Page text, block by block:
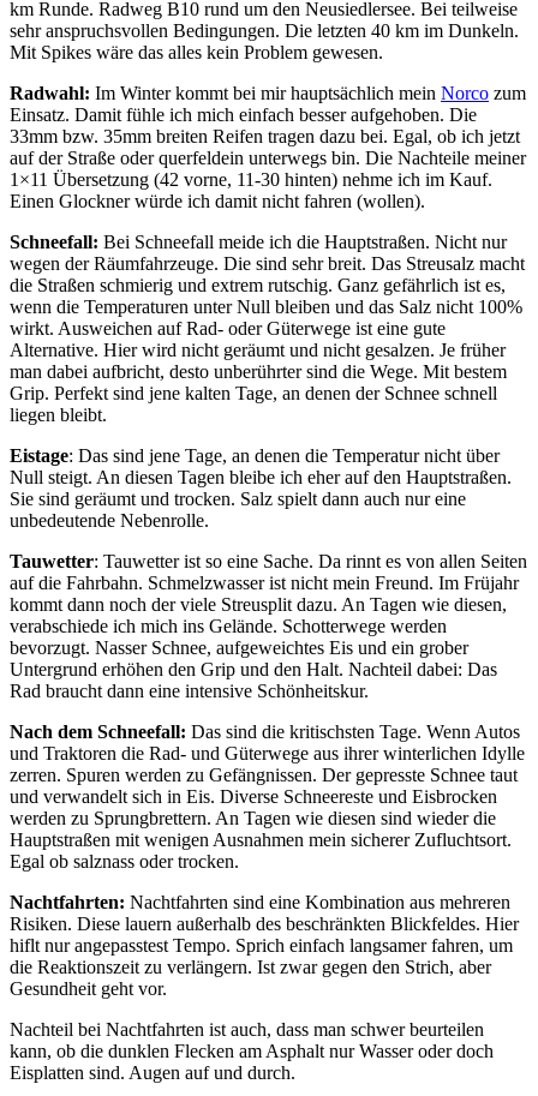
km Runde. Radweg B10 rund um den Neusiedlersee. Bei teilweise
sehr anspruchsvollen Bedingungen. Die letzten 40 km im Dunkeln.
Mit Spikes wäre das alles kein Problem gewesen.
Radwahl: Im Winter kommt bei mir hauptsächlich mein Norco zum
Einsatz. Damit fühle ich mich einfach besser aufgehoben. Die
33mm bzw. 35mm breiten Reifen tragen dazu bei. Egal, ob ich jetzt
auf der Straße oder querfeldein unterwegs bin. Die Nachteile meiner
1×11 Übersetzung (42 vorne, 11-30 hinten) nehme ich im Kauf.
Einen Glockner würde ich damit nicht fahren (wollen).
Schneefall: Bei Schneefall meide ich die Hauptstraßen. Nicht nur
wegen der Räumfahrzeuge. Die sind sehr breit. Das Streusalz macht
die Straßen schmierig und extrem rutschig. Ganz gefährlich ist es,
wenn die Temperaturen unter Null bleiben und das Salz nicht 100%
wirkt. Ausweichen auf Rad- oder Güterwege ist eine gute
Alternative. Hier wird nicht geräumt und nicht gesalzen. Je früher
man dabei aufbricht, desto unberührter sind die Wege. Mit bestem
Grip. Perfekt sind jene kalten Tage, an denen der Schnee schnell
liegen bleibt.
Eistage: Das sind jene Tage, an denen die Temperatur nicht über
Null steigt. An diesen Tagen bleibe ich eher auf den Hauptstraßen.
Sie sind geräumt und trocken. Salz spielt dann auch nur eine
unbedeutende Nebenrolle.
Tauwetter: Tauwetter ist so eine Sache. Da rinnt es von allen Seiten
auf die Fahrbahn. Schmelzwasser ist nicht mein Freund. Im Früjahr
kommt dann noch der viele Streusplit dazu. An Tagen wie diesen,
verabschiede ich mich ins Gelände. Schotterwege werden
bevorzugt. Nasser Schnee, aufgeweichtes Eis und ein grober
Untergrund erhöhen den Grip und den Halt. Nachteil dabei: Das
Rad braucht dann eine intensive Schönheitskur.
Nach dem Schneefall: Das sind die kritischsten Tage. Wenn Autos
und Traktoren die Rad- und Güterwege aus ihrer winterlichen Idylle
zerren. Spuren werden zu Gefängnissen. Der gepresste Schnee taut
und verwandelt sich in Eis. Diverse Schneereste und Eisbrocken
werden zu Sprungbrettern. An Tagen wie diesen sind wieder die
Hauptstraßen mit wenigen Ausnahmen mein sicherer Zufluchtsort.
Egal ob salznass oder trocken.
Nachtfahrten: Nachtfahrten sind eine Kombination aus mehreren
Risiken. Diese lauern außerhalb des beschränkten Blickfeldes. Hier
hiflt nur angepasstest Tempo. Sprich einfach langsamer fahren, um
die Reaktionszeit zu verlängern. Ist zwar gegen den Strich, aber
Gesundheit geht vor.
Nachteil bei Nachtfahrten ist auch, dass man schwer beurteilen
kann, ob die dunklen Flecken am Asphalt nur Wasser oder doch
Eisplatten sind. Augen auf und durch.